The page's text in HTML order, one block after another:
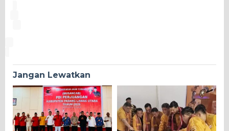
Jangan Lewatkan